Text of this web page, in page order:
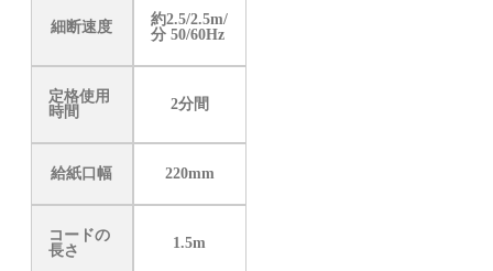
細断速度
約2.5/2.5m/
分 50/60Hz
定格使用
時間
2分間
給紙口幅 220mm
コードの
長さ
1.5m